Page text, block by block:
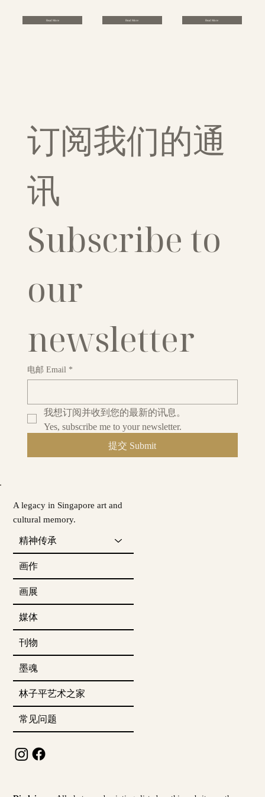
Read More Read More Read More
A legacy in Singapore art and
cultural memory.
精神传承
画作
画展
媒体
刊物
墨魂
林子平艺术之家
常见问题
订阅我们的通
讯
Subscribe to
our
newsletter
电邮 Email *
我想订阅并收到您的最新的讯息。
Yes, subscribe me to your newsletter.
提交 Submit